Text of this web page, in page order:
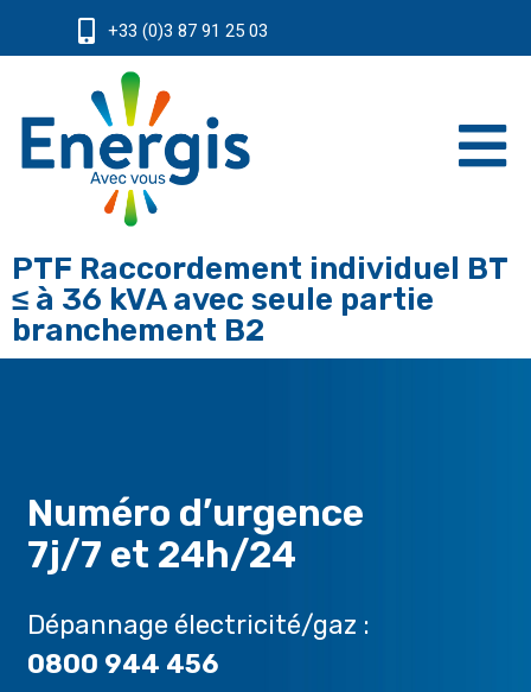
+33 (0)3 87 91 25 03
PTF Raccordement individuel BT
≤ à 36 kVA avec seule partie
branchement B2
Numéro d’urgence
7j/7 et 24h/24
Dépannage électricité/gaz :
0800 944 456